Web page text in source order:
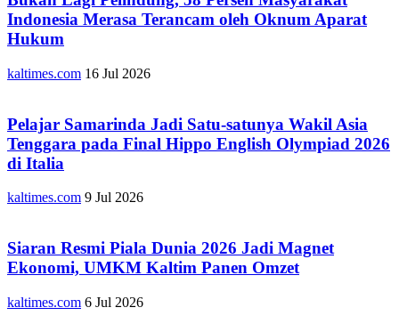
Indonesia Merasa Terancam oleh Oknum Aparat
Hukum
kaltimes.com 16 Jul 2026
Pelajar Samarinda Jadi Satu-satunya Wakil Asia
Tenggara pada Final Hippo English Olympiad 2026
di Italia
kaltimes.com 9 Jul 2026
Siaran Resmi Piala Dunia 2026 Jadi Magnet
Ekonomi, UMKM Kaltim Panen Omzet
kaltimes.com 6 Jul 2026